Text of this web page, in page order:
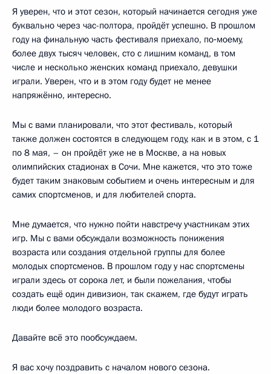
Я уверен, что и этот сезон, который начинается сегодня уже
буквально через час-полтора, пройдёт успешно. В прошлом
году на финальную часть фестиваля приехало, по‑моему,
более двух тысяч человек, сто с лишним команд, в том
числе и несколько женских команд приехало, девушки
играли. Уверен, что и в этом году будет не менее
напряжённо, интересно.
Мы с вами планировали, что этот фестиваль, который
также должен состоятся в следующем году, как и в этом, с 1
по 8 мая, – он пройдёт уже не в Москве, а на новых
олимпийских стадионах в Сочи. Мне кажется, что это тоже
будет таким знаковым событием и очень интересным и для
самих спортсменов, и для любителей спорта.
Мне думается, что нужно пойти навстречу участникам этих
игр. Мы с вами обсуждали возможность понижения
возраста или создания отдельной группы для более
молодых спортсменов. В прошлом году у нас спортсмены
играли здесь от сорока лет, и были пожелания, чтобы
создать ещё один дивизион, так скажем, где будут играть
люди более молодого возраста.
Давайте всё это пообсуждаем.
Я вас хочу поздравить с началом нового сезона.